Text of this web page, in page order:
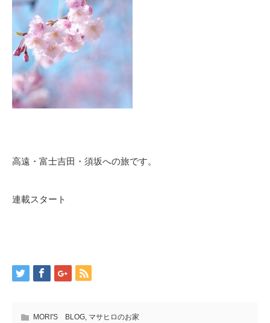
高遠・富士吉田・須坂への旅です。
連載スタート
MORI'S BLOG, マサヒロのお家